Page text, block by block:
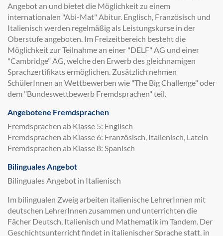
Angebot an und bietet die Möglichkeit zu einem
internationalen "Abi-Mat" Abitur. Englisch, Französisch und
Italienisch werden regelmäßig als Leistungskurse in der
Oberstufe angeboten. Im Freizeitbereich besteht die
Möglichkeit zur Teilnahme an einer "DELF" AG und einer
"Cambridge" AG, welche den Erwerb des gleichnamigen
Sprachzertifikats ermöglichen. Zusätzlich nehmen
SchülerInnen an Wettbewerben wie "The Big Challenge" oder
dem "Bundeswettbewerb Fremdsprachen" teil.
Angebotene Fremdsprachen
Fremdsprachen ab Klasse 5: Englisch
Fremdsprachen ab Klasse 6: Französisch, Italienisch, Latein
Fremdsprachen ab Klasse 8: Spanisch
Bilinguales Angebot
Bilinguales Angebot in Italienisch
Im bilingualen Zweig arbeiten italienische LehrerInnen mit
deutschen LehrerInnen zusammen und unterrichten die
Fächer Deutsch, Italienisch und Mathematik im Tandem. Der
Geschichtsunterricht findet in italienischer Sprache statt, in